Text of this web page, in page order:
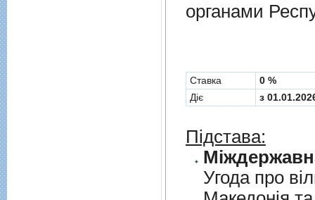
органами
Cтавка
0 %
Діє
з
Підстава:
Угода про